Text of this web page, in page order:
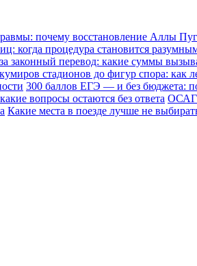
почему восстановление Аллы
когда процедура становится
законный перевод: какие суммы
стадионов до фигур спора: как
300 баллов ЕГЭ — и без бюджета:
вопросы остаются без ответа
Какие места в поезде лучше не